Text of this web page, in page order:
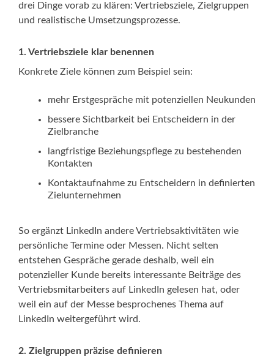
drei Dinge vorab zu klären: Vertriebsziele, Zielgruppen
und realistische Umsetzungsprozesse.
1. Vertriebsziele klar benennen
Konkrete Ziele können zum Beispiel sein:
mehr Erstgespräche mit potenziellen Neukunden
bessere Sichtbarkeit bei Entscheidern in der
Zielbranche
langfristige Beziehungspflege zu bestehenden
Kontakten
Kontaktaufnahme zu Entscheidern in definierten
Zielunternehmen
So ergänzt LinkedIn andere Vertriebsaktivitäten wie
persönliche Termine oder Messen. Nicht selten
entstehen Gespräche gerade deshalb, weil ein
potenzieller Kunde bereits interessante Beiträge des
Vertriebsmitarbeiters auf LinkedIn gelesen hat, oder
weil ein auf der Messe besprochenes Thema auf
LinkedIn weitergeführt wird.
2. Zielgruppen präzise definieren